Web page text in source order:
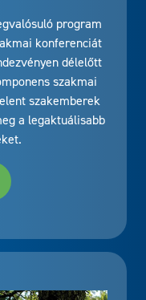
program
konferenciát
délelőtt
szakmai
szakemberek
a legaktuálisabb